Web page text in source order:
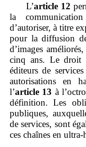
L’article 12
la
d’autoriser, à titre
pour la diffusion
d’images
cinq ans. Le droit
éditeurs de
autorisations en
l’article 13 à
définition. Les
publiques,
de services, sont
ces chaînes en